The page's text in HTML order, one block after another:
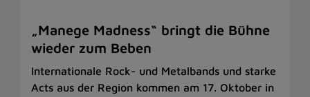
„Manege Madness“ bringt die Bühne
wieder zum Beben
Internationale Rock- und Metalbands und starke
Acts aus der Region kommen am 17. Oktober in